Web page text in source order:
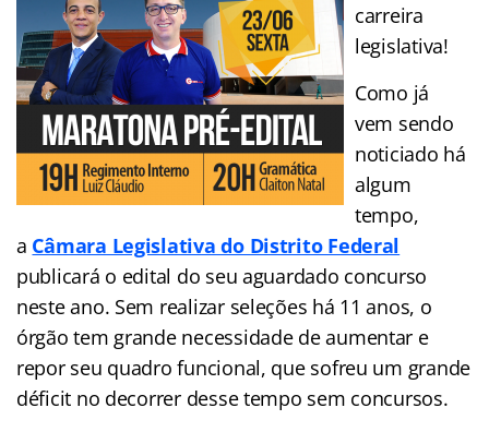
carreira
legislativa!
Como já
vem sendo
noticiado há
algum
tempo,
a Câmara Legislativa do Distrito Federal
publicará o edital do seu aguardado concurso
neste ano. Sem realizar seleções há 11 anos, o
órgão tem grande necessidade de aumentar e
repor seu quadro funcional, que sofreu um grande
déficit no decorrer desse tempo sem concursos.